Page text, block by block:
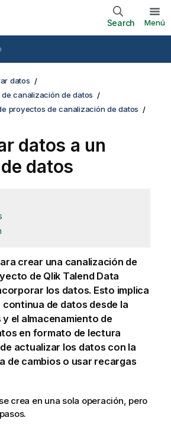
Search Menú
datos
canalización de datos
proyectos de canalización de datos
datos a un
datos
crear una canalización de
deQlik Talend Data
los datos. Esto implica
de datos desde la
el almacenamiento de
en formato de lectura
actualizar los datos con la
de cambios o usar recargas
crea en una sola operación, pero